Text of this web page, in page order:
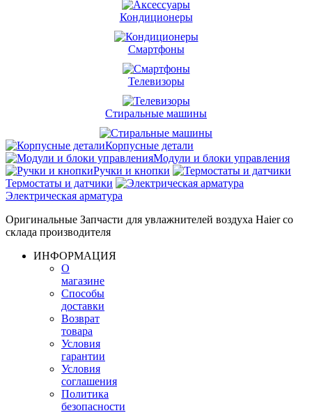
Кондиционеры
Смартфоны
Телевизоры
Стиральные машины
Корпусные детали
Модули и блоки управления
Ручки и кнопки
Термостаты и датчики
Электрическая арматура
Оригинальные Запчасти для увлажнителей воздуха Haier со
склада производителя
ИНФОРМАЦИЯ
О
магазине
Способы
доставки
Возврат
товара
Условия
гарантии
Условия
соглашения
Политика
безопасности